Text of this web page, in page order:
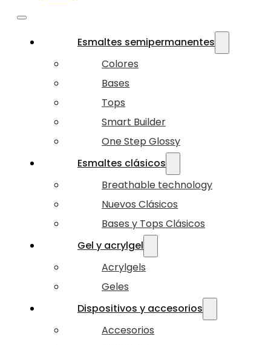
Esmaltes semipermanentes
Colores
Bases
Tops
Smart Builder
One Step Glossy
Esmaltes clásicos
Breathable technology
Nuevos Clásicos
Bases y Tops Clásicos
Gel y acrylgel
Acrylgels
Geles
Dispositivos y accesorios
Accesorios